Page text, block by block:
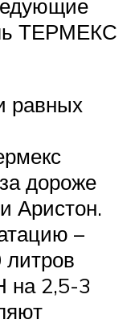
ТЕРМЕКС
равных
дороже
Аристон.
–
на 2,5-3